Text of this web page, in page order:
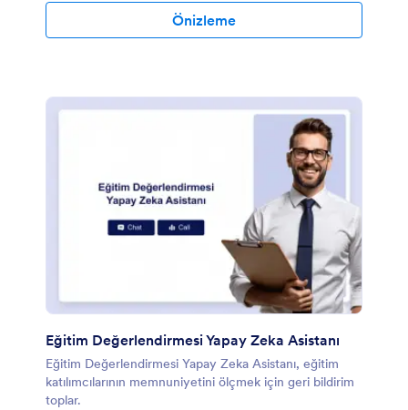
Önizleme
Eğitim Değerlendirmesi Yapay Zeka Asistanı
Eğitim Değerlendirmesi Yapay Zeka Asistanı, eğitim
katılımcılarının memnuniyetini ölçmek için geri bildirim
toplar.